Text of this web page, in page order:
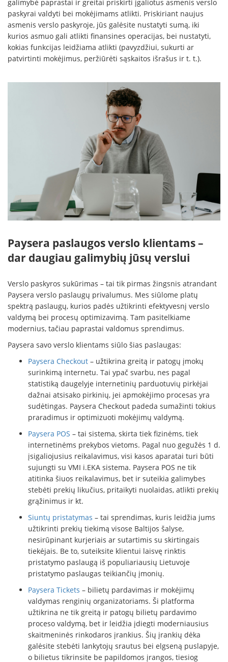
galimybė paprastai ir greitai priskirti įgaliotus asmenis verslo
paskyrai valdyti bei mokėjimams atlikti. Priskiriant naujus
asmenis verslo paskyroje, jūs galėsite nustatyti sumą, iki
kurios asmuo gali atlikti finansines operacijas, bei nustatyti,
kokias funkcijas leidžiama atlikti (pavyzdžiui, sukurti ar
patvirtinti mokėjimus, peržiūrėti sąskaitos išrašus ir t. t.).
Paysera paslaugos verslo klientams –
dar daugiau galimybių jūsų verslui
Verslo paskyros sukūrimas – tai tik pirmas žingsnis atrandant
Paysera verslo paslaugų privalumus. Mes siūlome platų
spektrą paslaugų, kurios padės užtikrinti efektyvesnį verslo
valdymą bei procesų optimizavimą. Tam pasitelkiame
modernius, tačiau paprastai valdomus sprendimus.
Paysera savo verslo klientams siūlo šias paslaugas:
Paysera Checkout – užtikrina greitą ir patogų įmokų
surinkimą internetu. Tai ypač svarbu, nes pagal
statistiką daugelyje internetinių parduotuvių pirkėjai
dažnai atsisako pirkinių, jei apmokėjimo procesas yra
sudėtingas. Paysera Checkout padeda sumažinti tokius
praradimus ir optimizuoti mokėjimų valdymą.
Paysera POS – tai sistema, skirta tiek fizinėms, tiek
internetinėms prekybos vietoms. Pagal nuo gegužės 1 d.
įsigaliojusius reikalavimus, visi kasos aparatai turi būti
sujungti su VMI i.EKA sistema. Paysera POS ne tik
atitinka šiuos reikalavimus, bet ir suteikia galimybes
stebėti prekių likučius, pritaikyti nuolaidas, atlikti prekių
grąžinimus ir kt.
Siuntų pristatymas – tai sprendimas, kuris leidžia jums
užtikrinti prekių tiekimą visose Baltijos šalyse,
nesirūpinant kurjeriais ar sutartimis su skirtingais
tiekėjais. Be to, suteiksite klientui laisvę rinktis
pristatymo paslaugą iš populiariausių Lietuvoje
pristatymo paslaugas teikiančių įmonių.
Paysera Tickets – bilietų pardavimas ir mokėjimų
valdymas renginių organizatoriams. Ši platforma
užtikrina ne tik greitą ir patogų bilietų pardavimo
proceso valdymą, bet ir leidžia įdiegti moderniausius
skaitmeninės rinkodaros įrankius. Šių įrankių dėka
galėsite stebėti lankytojų srautus bei elgseną puslapyje,
o bilietus tikrinsite be papildomos įrangos, tiesiog